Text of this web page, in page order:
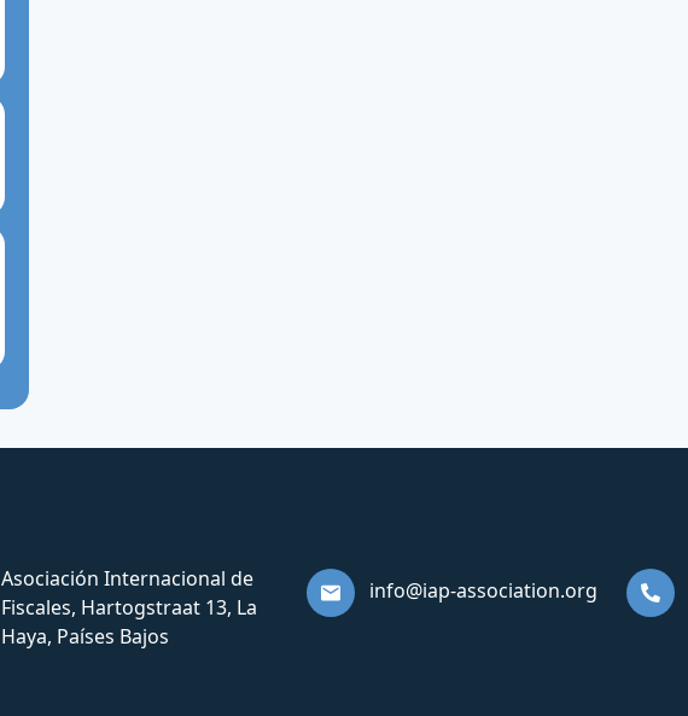
Asociación Internacional de
Fiscales, Hartogstraat 13, La
Haya, Países Bajos
info@iap-association.org